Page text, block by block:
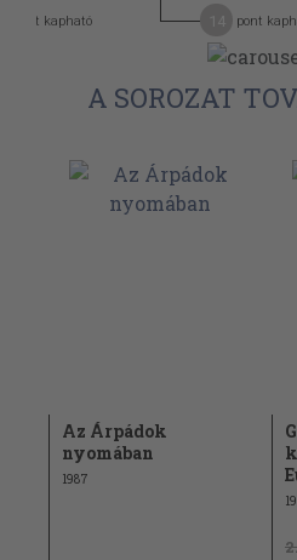
pont kapható pont
A SOROZAT
Az Árpádok
nyomában
1987